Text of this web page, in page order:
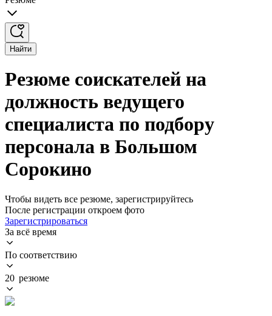
Найти
Резюме соискателей на
должность ведущего
специалиста по подбору
персонала в Большом
Сорокино
Чтобы видеть все резюме, зарегистрируйтесь
После регистрации откроем фото
Зарегистрироваться
За всё время
По соответствию
20 резюме